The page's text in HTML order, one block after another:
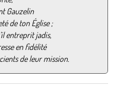
Gauzelin
de ton Église ;
entreprit jadis,
en fidélité
de leur mission.